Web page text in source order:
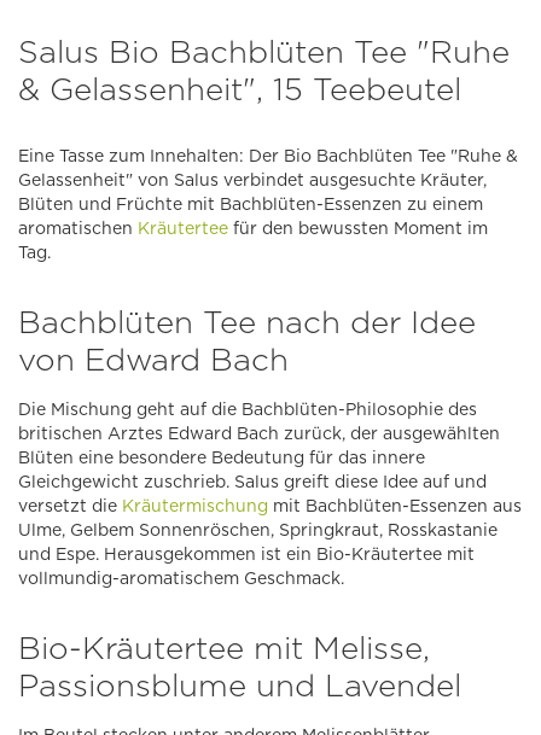
Salus Bio Bachblüten Tee "Ruhe
& Gelassenheit", 15 Teebeutel
Eine Tasse zum Innehalten: Der Bio Bachblüten Tee "Ruhe &
Gelassenheit" von Salus verbindet ausgesuchte Kräuter,
Blüten und Früchte mit Bachblüten-Essenzen zu einem
aromatischen Kräutertee für den bewussten Moment im
Tag.
Bachblüten Tee nach der Idee
von Edward Bach
Die Mischung geht auf die Bachblüten-Philosophie des
britischen Arztes Edward Bach zurück, der ausgewählten
Blüten eine besondere Bedeutung für das innere
Gleichgewicht zuschrieb. Salus greift diese Idee auf und
versetzt die Kräutermischung mit Bachblüten-Essenzen aus
Ulme, Gelbem Sonnenröschen, Springkraut, Rosskastanie
und Espe. Herausgekommen ist ein Bio-Kräutertee mit
vollmundig-aromatischem Geschmack.
Bio-Kräutertee mit Melisse,
Passionsblume und Lavendel